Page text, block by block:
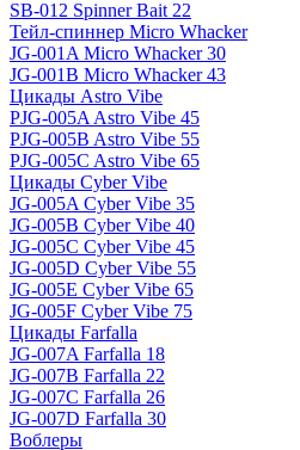
SB-012 Spinner Bait 22
Тейл-спиннер Micro Whacker
JG-001A Micro Whacker 30
JG-001B Micro Whacker 43
Цикады Astro Vibe
PJG-005A Astro Vibe 45
PJG-005B Astro Vibe 55
PJG-005C Astro Vibe 65
Цикады Cyber Vibe
JG-005A Cyber Vibe 35
JG-005B Cyber Vibe 40
JG-005C Cyber Vibe 45
JG-005D Cyber Vibe 55
JG-005E Cyber Vibe 65
JG-005F Cyber Vibe 75
Цикады Farfalla
JG-007A Farfalla 18
JG-007B Farfalla 22
JG-007C Farfalla 26
JG-007D Farfalla 30
Воблеры